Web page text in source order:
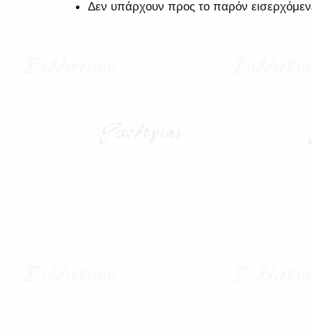
Δεν υπάρχουν προς το παρόν